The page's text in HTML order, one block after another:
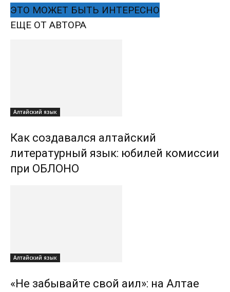
ЭТО МОЖЕТ БЫТЬ ИНТЕРЕСНО
ЕЩЕ ОТ АВТОРА
Алтайский язык
Как создавался алтайский
литературный язык: юбилей комиссии
при ОБЛОНО
Алтайский язык
«Не забывайте свой аил»: на Алтае